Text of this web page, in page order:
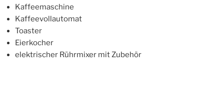
Kaffeemaschine
Kaffeevollautomat
Toaster
Eierkocher
elektrischer Rührmixer mit Zubehör